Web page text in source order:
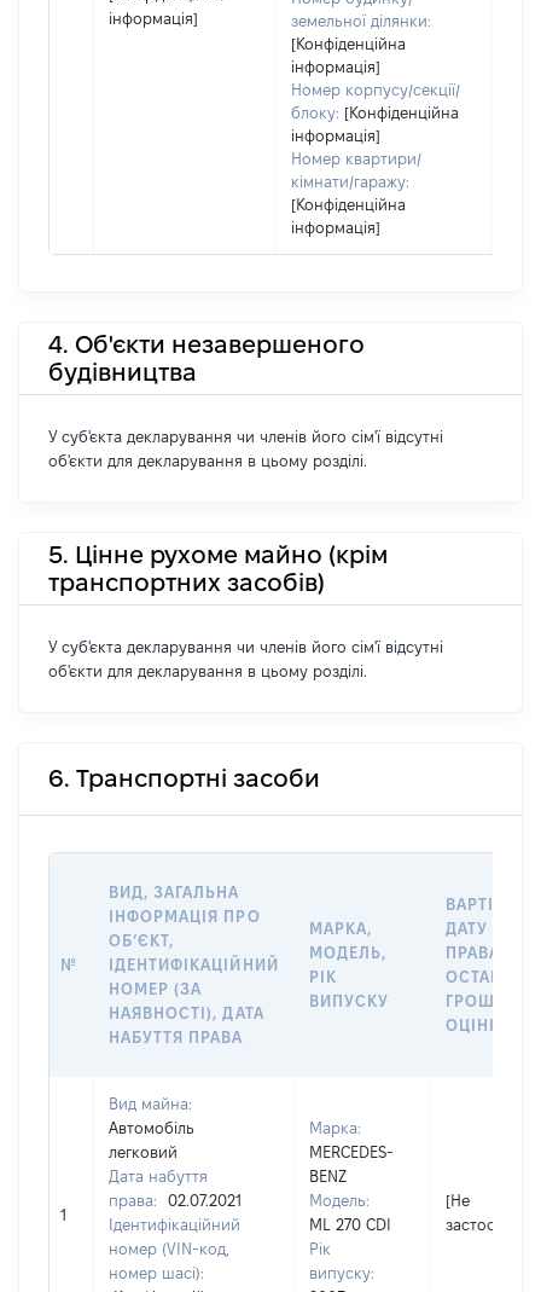
інформація]
земельної ділянки:
[Конфіденційна
інформація]
Номер корпусу/секції/
блоку: [Конфіденційна
інформація]
Номер квартири/
кімнати/гаражу:
[Конфіденційна
інформація]
4. Об'єкти незавершеного
будівництва
У суб'єкта декларування чи членів його сім'ї відсутні
об'єкти для декларування в цьому розділі.
5. Цінне рухоме майно (крім
транспортних засобів)
У суб'єкта декларування чи членів його сім'ї відсутні
об'єкти для декларування в цьому розділі.
6. Транспортні засоби
№
ВИД, ЗАГАЛЬНА
ІНФОРМАЦІЯ ПРО
ОБʼЄКТ,
ІДЕНТИФІКАЦІЙНИЙ
НОМЕР (ЗА
НАЯВНОСТІ), ДАТА
НАБУТТЯ ПРАВА
МАРКА,
МОДЕЛЬ,
РІК
ВИПУСКУ
ВАРТІСТЬ
ДАТУ
ПРАВА
ОЦІНКОЮ,
1
Вид майна:
Автомобіль
легковий
Дата набуття
права:
02.07.2021
Ідентифікаційний
номер (VIN-код,
номер шасі):
Марка:
MERCEDES-
BENZ
Модель:
ML 270 CDI
Рік
випуску:
[Не